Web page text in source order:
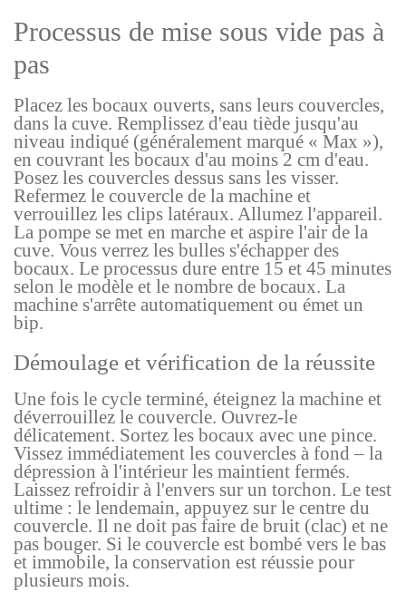
Processus de mise sous vide pas à
pas
Placez les bocaux ouverts, sans leurs couvercles,
dans la cuve. Remplissez d'eau tiède jusqu'au
niveau indiqué (généralement marqué « Max »),
en couvrant les bocaux d'au moins 2 cm d'eau.
Posez les couvercles dessus sans les visser.
Refermez le couvercle de la machine et
verrouillez les clips latéraux. Allumez l'appareil.
La pompe se met en marche et aspire l'air de la
cuve. Vous verrez les bulles s'échapper des
bocaux. Le processus dure entre 15 et 45 minutes
selon le modèle et le nombre de bocaux. La
machine s'arrête automatiquement ou émet un
bip.
Démoulage et vérification de la réussite
Une fois le cycle terminé, éteignez la machine et
déverrouillez le couvercle. Ouvrez-le
délicatement. Sortez les bocaux avec une pince.
Vissez immédiatement les couvercles à fond – la
dépression à l'intérieur les maintient fermés.
Laissez refroidir à l'envers sur un torchon. Le test
ultime : le lendemain, appuyez sur le centre du
couvercle. Il ne doit pas faire de bruit (clac) et ne
pas bouger. Si le couvercle est bombé vers le bas
et immobile, la conservation est réussie pour
plusieurs mois.